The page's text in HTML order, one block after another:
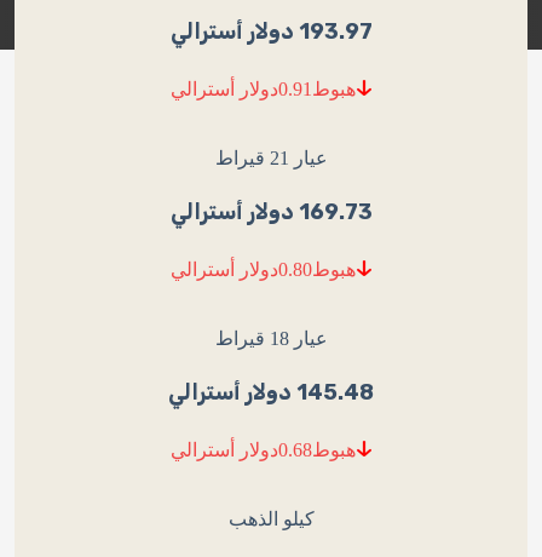
193.97 دولار أسترالي
هبوط 0.91دولار أسترالي
عيار 21 قيراط
169.73 دولار أسترالي
هبوط0.80دولار أسترالي
عيار 18 قيراط
145.48 دولار أسترالي
هبوط0.68دولار أسترالي
كيلو الذهب